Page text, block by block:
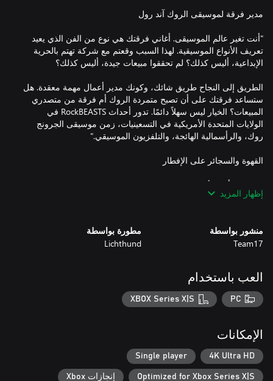
"أنت تغير عالم الموسيقى. أغاني فرقتك هي نوع من الفن الذي يعيد
تعريف الأنواع الموسيقية. لهذا السبب وقعتم مع شركة تهتم بالحرية
الطريق إلى النجاح طريق شائك، وكونك مدير أعمال مهمة معقدة. هل
ستساعد فرقتك على أن تصبح متمردة الروك أم فرقة من متصدري
المبيعات؟ الخيار ليس سهلاً دائمًا. تدور أحداث RockBEASTS في
الولايات المتحدة الأمريكية في التسعينيات، زمن موسيقى الجرونج
" قال لي أحد الأطفال ذات مرة ”هل تعاني من صداع ما بعد الثمالة“
فقلت له: ”لكي تعاني من صداع ما بعد الثمالة عليك أن تتوقف عن
يجب على شخص ما أن يتأكد من استعداد هذه المجموعة من الأشقياء
حقيقية هنا، ولكن عليك أن تكون الشخص الذي يتأكد من أنهم
اختر المكان، وجهّز المجموعة وتأكد من أن كل شيء يسير وفقًا
إظهار المزيد
منشور بواسطة
Team17
مطورة بواسطة
Lichthund
العب باستخدام
PC
XBOX Series X|S
الإمكانات
4K Ultra HD
Single player
Optimized for Xbox Series X|S إنجازات Xbox